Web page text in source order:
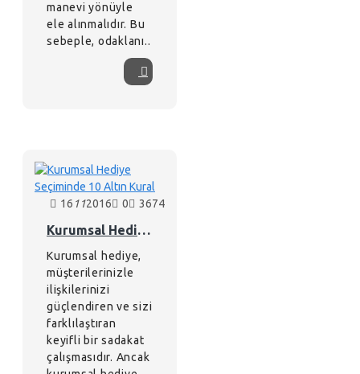
manevi yönüyle
ele alınmalıdır. Bu
sebeple, odaklanı..
16 112016 0 3674
Kurumsal Hediye Seçiminde 10 Altın Kural
Kurumsal hediye,
müşterilerinizle
ilişkilerinizi
güçlendiren ve sizi
farklılaştıran
keyifli bir sadakat
çalışmasıdır. Ancak